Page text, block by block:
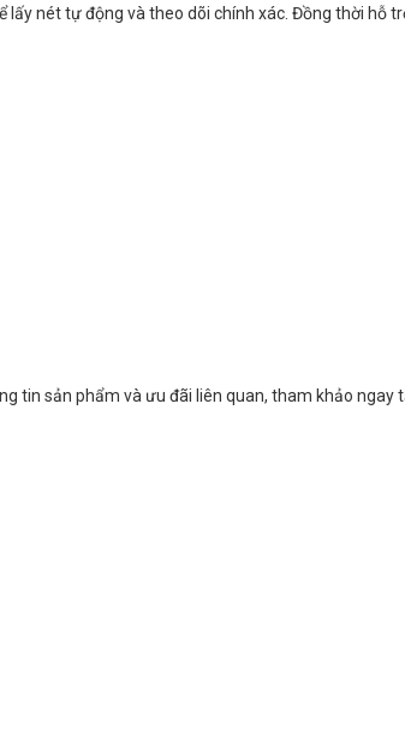
nét tự động và theo dõi chính xác. Đồng thời hỗ
tin sản phẩm và ưu đãi liên quan, tham khảo ngay